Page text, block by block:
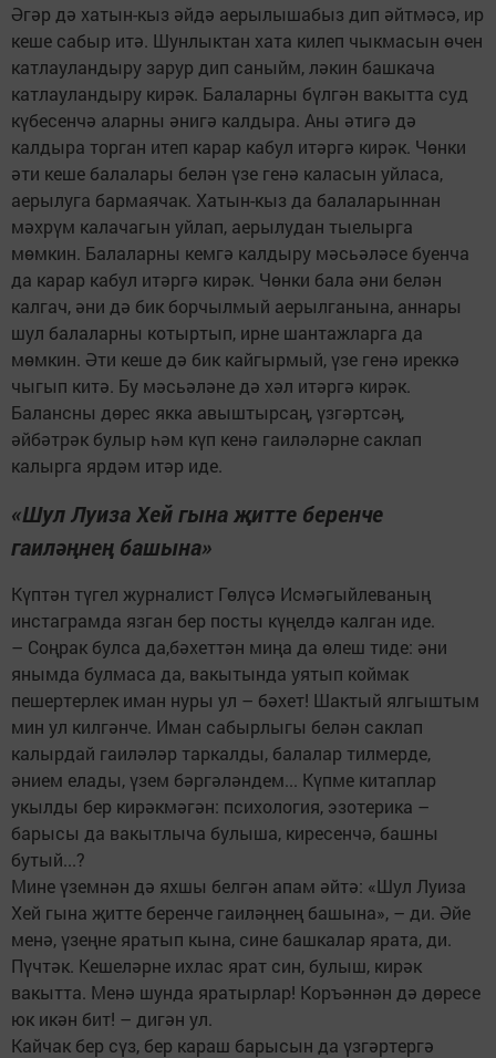
Әгәр дә хатын-кыз әйдә аерылышабыз дип әйтмәсә, ир
кеше сабыр итә. Шунлыктан хата килеп чыкмасын өчен
катлауландыру зарур дип саныйм, ләкин башкача
катлауландыру кирәк. Балаларны бүлгән вакытта суд
күбесенчә аларны әнигә калдыра. Аны әтигә дә
калдыра торган итеп карар кабул итәргә кирәк. Чөнки
әти кеше балалары белән үзе генә каласын уйласа,
аерылуга бармаячак. Хатын-кыз да балаларыннан
мәхрүм калачагын уйлап, аерылудан тыелырга
мөмкин. Балаларны кемгә калдыру мәсьәләсе буенча
да карар кабул итәргә кирәк. Чөнки бала әни белән
калгач, әни дә бик борчылмый аерылганына, аннары
шул балаларны котыртып, ирне шантажларга да
мөмкин. Әти кеше дә бик кайгырмый, үзе генә иреккә
чыгып китә. Бу мәсьәләне дә хәл итәргә кирәк.
Балансны дөрес якка авыштырсаң, үзгәртсәң,
әйбәтрәк булыр һәм күп кенә гаиләләрне саклап
калырга ярдәм итәр иде.
«Шул Луиза Хей гына җитте беренче
гаиләңнең башына»
Күптән түгел журналист Гөлүсә Исмәгыйлеваның
инстаграмда язган бер посты күңелдә калган иде.
– Соңрак булса да,бәхеттән миңа да өлеш тиде: әни
янымда булмаса да, вакытында уятып коймак
пешертерлек иман нуры ул – бәхет! Шактый ялгыштым
мин ул килгәнче. Иман сабырлыгы белән саклап
калырдай гаиләләр таркалды, балалар тилмерде,
әнием елады, үзем бәргәләндем... Күпме китаплар
укылды бер кирәкмәгән: психология, эзотерика –
барысы да вакытлыча булыша, киресенчә, башны
бутый...?
Мине үземнән дә яхшы белгән апам әйтә: «Шул Луиза
Хей гына җитте беренче гаиләңнең башына», – ди. Әйе
менә, үзеңне яратып кына, сине башкалар ярата, ди.
Пүчтәк. Кешеләрне ихлас ярат син, булыш, кирәк
вакытта. Менә шунда яратырлар! Коръәннән дә дөресе
юк икән бит! – дигән ул.
Кайчак бер сүз, бер караш барысын да үзгәртергә